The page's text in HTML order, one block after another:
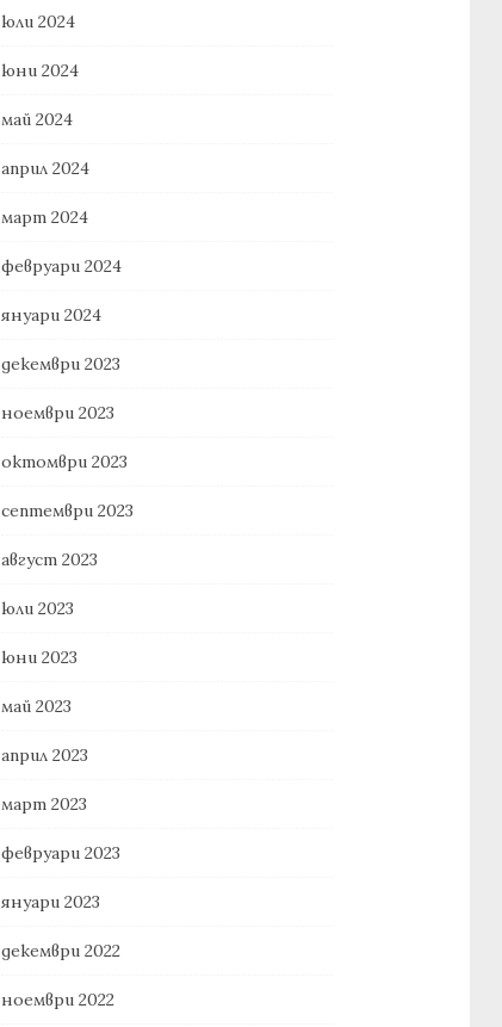
юли 2024
юни 2024
май 2024
април 2024
март 2024
февруари 2024
януари 2024
декември 2023
ноември 2023
октомври 2023
септември 2023
август 2023
юли 2023
юни 2023
май 2023
април 2023
март 2023
февруари 2023
януари 2023
декември 2022
ноември 2022